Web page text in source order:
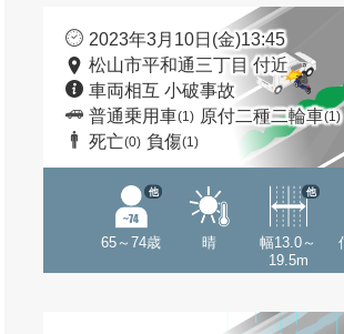
2023年3月10日(金)13:45
松山市平和通三丁目 付近
車両相互 小破事故
普通乗用車(1) 原付二種二輪車(1)
死亡(0) 負傷(1)
65～74歳
他
晴
幅13.0～
19.5m
他